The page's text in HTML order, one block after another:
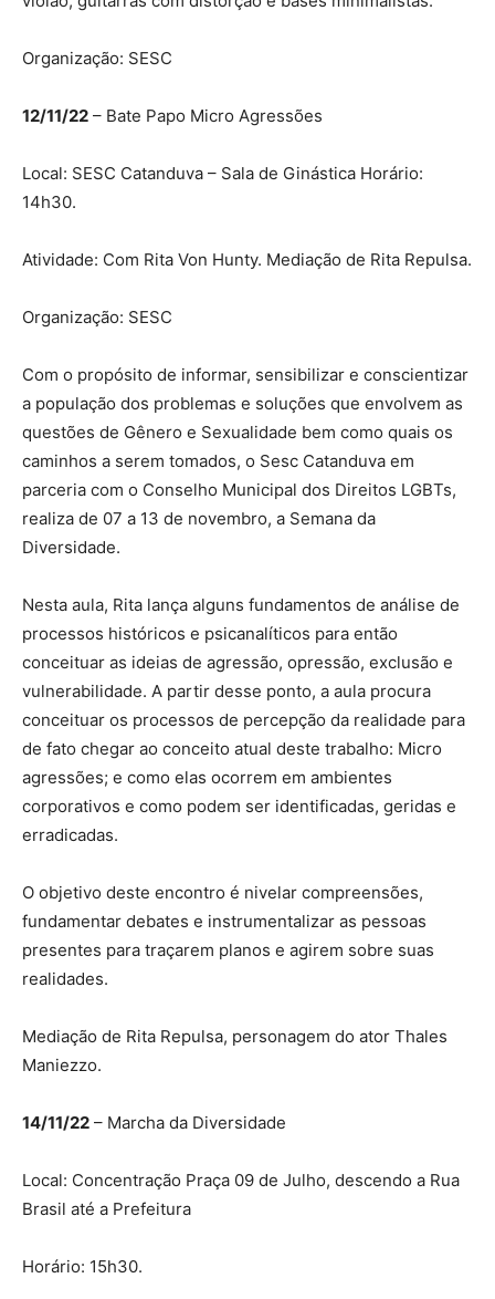
Organização: SESC
12/11/22 – Bate Papo Micro Agressões
Local: SESC Catanduva – Sala de Ginástica Horário:
14h30.
Atividade: Com Rita Von Hunty. Mediação de Rita Repulsa.
Organização: SESC
Com o propósito de informar, sensibilizar e conscientizar
a população dos problemas e soluções que envolvem as
questões de Gênero e Sexualidade bem como quais os
caminhos a serem tomados, o Sesc Catanduva em
parceria com o Conselho Municipal dos Direitos LGBTs,
realiza de 07 a 13 de novembro, a Semana da
Diversidade.
Nesta aula, Rita lança alguns fundamentos de análise de
processos históricos e psicanalíticos para então
conceituar as ideias de agressão, opressão, exclusão e
vulnerabilidade. A partir desse ponto, a aula procura
conceituar os processos de percepção da realidade para
de fato chegar ao conceito atual deste trabalho: Micro
agressões; e como elas ocorrem em ambientes
corporativos e como podem ser identificadas, geridas e
erradicadas.
O objetivo deste encontro é nivelar compreensões,
fundamentar debates e instrumentalizar as pessoas
presentes para traçarem planos e agirem sobre suas
realidades.
Mediação de Rita Repulsa, personagem do ator Thales
Maniezzo.
14/11/22 – Marcha da Diversidade
Local: Concentração Praça 09 de Julho, descendo a Rua
Brasil até a Prefeitura
Horário: 15h30.